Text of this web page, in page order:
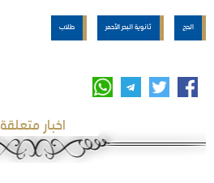
الحج ثانوية البحر الأحمر طلاب
اخبار متعلقة